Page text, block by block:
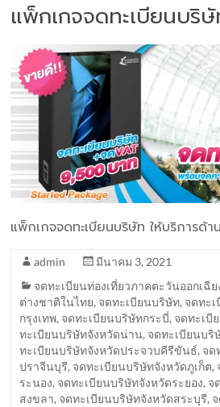
แพ็กเกจจดทะเบียนบริ
แพ็กเกจจดทะเบียนบริษัท ให้บริการด้า
admin
มีนาคม 3, 2021
จดทะเบียนท่องเที่ยวภาคตะวันออกเฉีย
ต่างชาติในไทย, จดทะเบียนบริษัท, จดทะ
กรุงเทพ, จดทะเบียนบริษัทกระบี่, จดทะเบี
ทะเบียนบริษัทจังหวัดน่าน, จดทะเบียนบริ
ทะเบียนบริษัทจังหวัดประจวบคีรีขันธ์, จด
ปราจีนบุรี, จดทะเบียนบริษัทจังหวัดภูเก็ต,
ระนอง, จดทะเบียนบริษัทจังหวัดระยอง, จ
สงขลา, จดทะเบียนบริษัทจังหวัดสระบุรี,